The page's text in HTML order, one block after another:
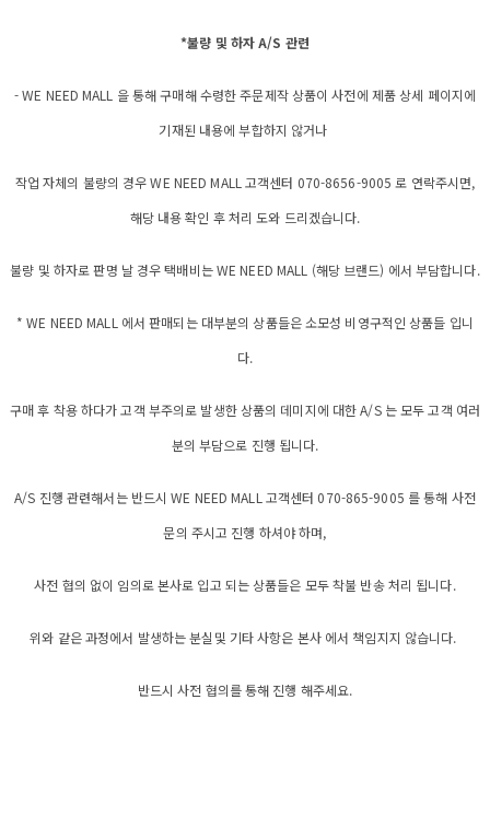
*불량 및 하자 A/S 관련
- WE NEED MALL 을 통해 구매해 수령한 주문제작 상품이 사전에 제품 상세 페이지에
기재된 내용에 부합하지 않거나
작업 자체의 불량의 경우 WE NEED MALL 고객센터 070-8656-9005 로 연락주시면,
해당 내용 확인 후 처리 도와 드리겠습니다.
불량 및 하자로 판명 날 경우 택배비는 WE NEED MALL (해당 브랜드) 에서 부담합니다.
* WE NEED MALL 에서 판매되는 대부분의 상품들은 소모성 비영구적인 상품들 입니
다.
구매 후 착용 하다가 고객 부주의로 발생한 상품의 데미지에 대한 A/S 는 모두 고객 여러
분의 부담으로 진행 됩니다.
A/S 진행 관련해서는 반드시 WE NEED MALL 고객센터 070-865-9005 를 통해 사전
문의 주시고 진행 하셔야 하며,
사전 협의 없이 임의로 본사로 입고 되는 상품들은 모두 착불 반송 처리 됩니다.
위와 같은 과정에서 발생하는 분실및 기타 사항은 본사 에서 책임지지 않습니다.
반드시 사전 협의를 통해 진행 해주세요.